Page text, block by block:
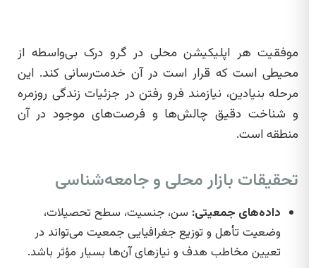
موفقیت هر اپلیکیشن محلی در گرو درک بی‌واسطه از
محیطی است که قرار است در آن خدمت‌رسانی کند. این
مرحله بنیادین، نیازمند فرو رفتن در جزئیات زندگی روزمره
و شناخت دقیق چالش‌ها و فرصت‌های موجود در آن
منطقه است.
تحقیقات بازار محلی و جامعه‌شناسی
داده‌های جمعیتی: سن، جنسیت، سطح تحصیلات،
وضعیت تأهل و توزیع جغرافیایی جمعیت می‌تواند در
تعیین مخاطب هدف و نیازهای آن‌ها بسیار مؤثر باشد.